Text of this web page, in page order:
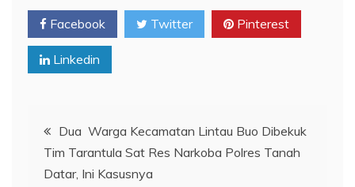
Facebook Twitter Pinterest
Linkedin
Navigasi
pos
Dua Warga Kecamatan Lintau Buo Dibekuk
Tim Tarantula Sat Res Narkoba Polres Tanah
Datar, Ini Kasusnya